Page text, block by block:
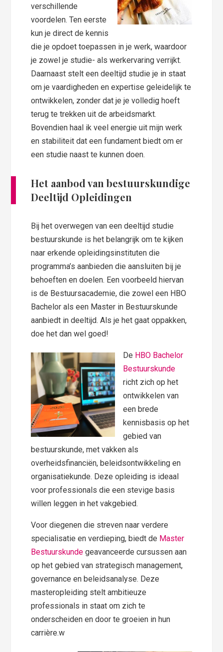
verschillende
voordelen. Ten eerste
kun je direct de kennis
die je opdoet toepassen in je werk, waardoor
je zowel je studie- als werkervaring verrijkt.
Daarnaast stelt een deeltijd studie je in staat
om je vaardigheden en expertise geleidelijk te
ontwikkelen, zonder dat je je volledig hoeft
terug te trekken uit de arbeidsmarkt.
Bovendien haal ik veel energie uit mijn werk
en stabiliteit dat een fundament biedt om er
een studie naast te kunnen doen.
Het aanbod van bestuurskundige
Deeltijd Opleidingen
Bij het overwegen van een deeltijd studie
bestuurskunde is het belangrijk om te kijken
naar erkende opleidingsinstituten die
programma’s aanbieden die aansluiten bij je
behoeften en doelen. Een voorbeeld hiervan
is de Bestuursacademie, die zowel een HBO
Bachelor als een Master in Bestuurskunde
aanbiedt in deeltijd. Als je het gaat oppakken,
doe het dan wel goed!
De HBO Bachelor
Bestuurskunde
richt zich op het
ontwikkelen van
een brede
kennisbasis op het
gebied van
bestuurskunde, met vakken als
overheidsfinanciën, beleidsontwikkeling en
organisatiekunde. Deze opleiding is ideaal
voor professionals die een stevige basis
willen leggen in het vakgebied.
Voor diegenen die streven naar verdere
specialisatie en verdieping, biedt de Master
Bestuurskunde geavanceerde cursussen aan
op het gebied van strategisch management,
governance en beleidsanalyse. Deze
masteropleiding stelt ambitieuze
professionals in staat om zich te
onderscheiden en door te groeien in hun
carrière.w